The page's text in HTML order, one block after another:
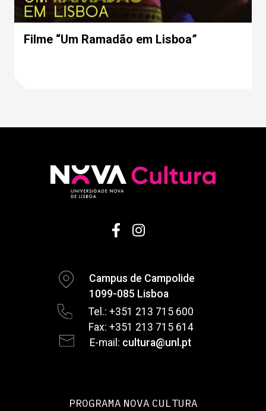
Filme “Um Ramadão em Lisboa”
Campus de Campolide
1099-085 Lisboa
Tel.: +351 213 715 600
Fax: +351 213 715 614
E-mail: cultura@unl.pt
PROGRAMA NOVA CULTURA